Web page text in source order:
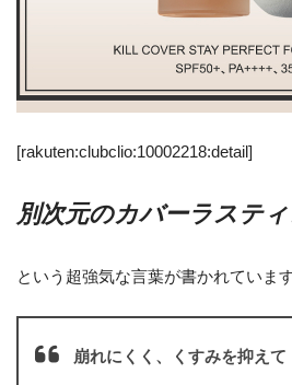
[rakuten:clubclio:10002218:detail]
別次元のカバーラステ
という超強気な言葉が書かれていま
崩れにくく、くすみを抑えて